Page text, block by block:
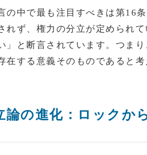
の中で最も注目すべきは第16
れず、権力の分立が定められ
」と断言されています。つま
在する意義そのものであると考
論の進化：ロックか